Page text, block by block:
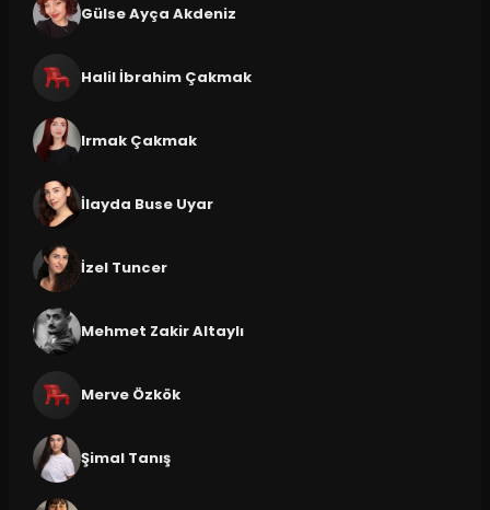
Gülse Ayça Akdeniz
Halil İbrahim Çakmak
Irmak Çakmak
İlayda Buse Uyar
İzel Tuncer
Mehmet Zakir Altaylı
Merve Özkök
Şimal Tanış